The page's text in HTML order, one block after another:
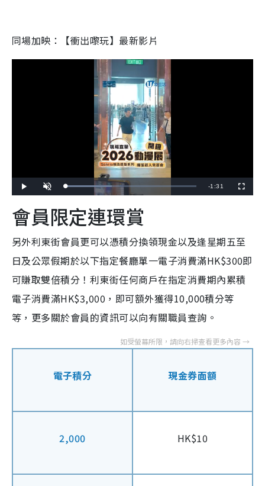
同場加映：【衝出嚟玩】最新影片
l
n
t
e
L
o
e
d
:
.
6
%
R
a
i
n
T
m
-1:31
u
n
會員限定連環賞
另外利東街會員更可以憑積分換領現金以及逢星期五至
日及公眾假期於以下指定餐廳單一電子消費滿HK$300即
可賺取雙倍積分！利東街任何商戶在指定消費期內累積
電子消費滿HK$3,000，即可額外獲得10,000積分等
等，更多關於會員的資訊可以向有關職員查詢。
電子積分 現金券面額
2,000 HK$10